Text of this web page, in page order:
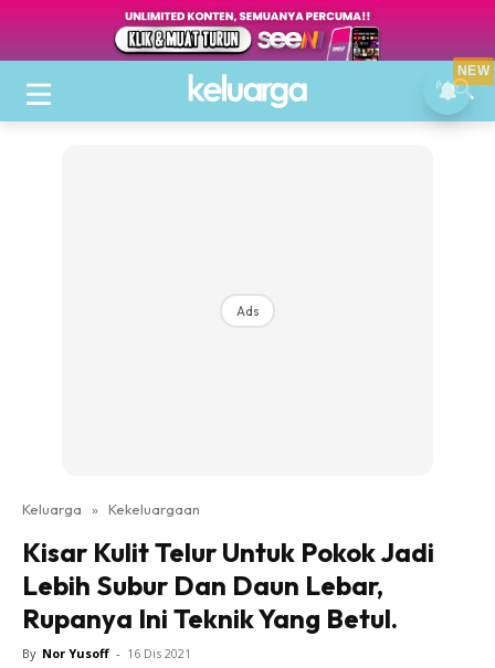
Ads
Keluarga » Kekeluargaan
Kisar Kulit Telur Untuk Pokok Jadi
Lebih Subur Dan Daun Lebar,
Rupanya Ini Teknik Yang Betul.
By Nor Yusoff - 16 Dis 2021
NEW